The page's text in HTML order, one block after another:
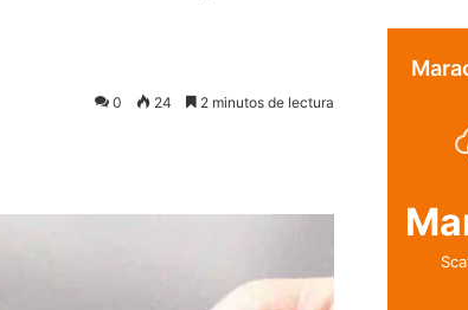
0 24 2 minutos de lectura